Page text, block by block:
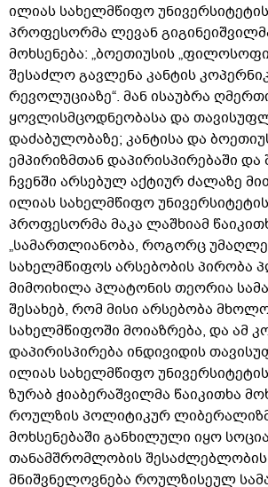
ილიას სახელმწიფო
პროფესორმა ლევან
მოხსენება: „ბოეთიუსის
შესაძლო გავლენა კანტის
რევოლუციაზე“. მან ისაუბრა
ყოვლისმცოდნეობასა და
დაძაბულობაზე; კანტისა და
ემპირიზმთან დაპირისპირებაში და
ჩვენში არსებულ აქტიურ ძალაზე
ილიას სახელმწიფო
პროფესორმა მაკა ლაშხიამ
„სამართლიანობა, როგორც
სახელმწიფოს არსებობის პირობა
მიმოიხილა პლატონის თეორია
შესახებ, რომ მისი არსებობა
სახელმწიფოში მოიაზრება, და ამ
დაპირისპირება ინდივიდის
ილიას სახელმწიფო
ზურაბ ჭიაბერაშვილმა წაიკითხა
როულზის პოლიტიკურ
მოხსენებაში განხილული იყო
თანამშრომლობის შესაძლებლობის
მნიშვნელოვნება როულზისეულ